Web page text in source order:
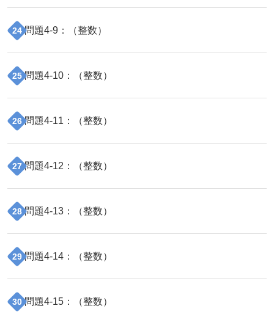
24 問題4-9 ：（整数）
25 問題4-10 ：（整数）
26 問題4-11 ：（整数）
27 問題4-12 ：（整数）
28 問題4-13 ：（整数）
29 問題4-14 ：（整数）
30 問題4-15 ：（整数）